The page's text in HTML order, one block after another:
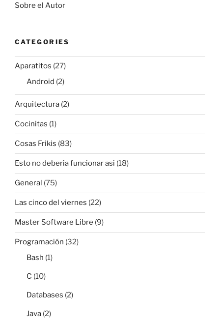
Sobre el Autor
CATEGORIES
Aparatitos (27)
Android (2)
Arquitectura (2)
Cocinitas (1)
Cosas Frikis (83)
Esto no deberia funcionar asi (18)
General (75)
Las cinco del viernes (22)
Master Software Libre (9)
Programación (32)
Bash (1)
C (10)
Databases (2)
Java (2)